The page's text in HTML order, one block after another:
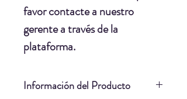
favor contacte a nuestro
gerente a través de la
plataforma.
Información del Producto